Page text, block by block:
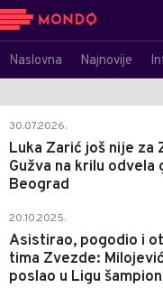
Naslovna Najnovije
30.07.2026.
Luka Zarić još nije za
Gužva na krilu odvela
Beograd
20.10.2025.
Asistirao, pogodio i
tima Zvezde:
poslao u Ligu